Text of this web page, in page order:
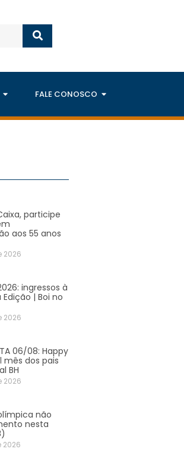
FALE CONOSCO
participe
aos 55 anos
2026
ingressos à
| Boi no
2026
06/08: Happy
mês dos pais
BH
2026
não
nesta
2026